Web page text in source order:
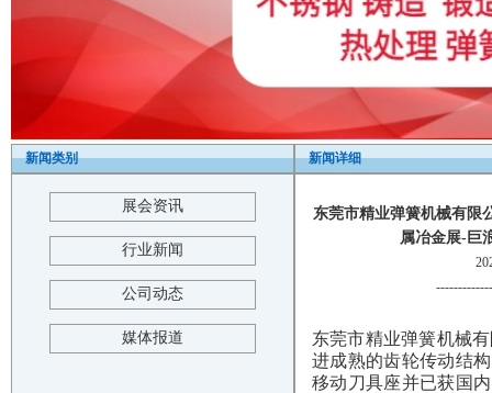
新闻类别
展会资讯
行业新闻
公司动态
媒体报道
新闻详细
东莞市精业弹簧机械有限
属冶金展-巨
东莞市精业弹簧机械
进成熟的齿轮传动结
移动刀具座并已获国